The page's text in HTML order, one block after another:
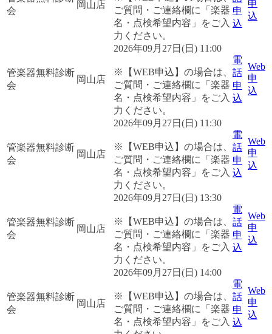
会
岡山店
ご質問・ご連絡欄に「楽器
名・点検希望内容」をご入
力ください。
申
込
申
込
管楽器無料診断
会
岡山店
2026年09月27日(日) 11:00
※【WEB申込】の場合は、
ご質問・ご連絡欄に「楽器
名・点検希望内容」をご入
力ください。
電
話
申
込
Web
申
込
管楽器無料診断
会
岡山店
2026年09月27日(日) 11:30
※【WEB申込】の場合は、
ご質問・ご連絡欄に「楽器
名・点検希望内容」をご入
力ください。
電
話
申
込
Web
申
込
管楽器無料診断
会
岡山店
2026年09月27日(日) 13:30
※【WEB申込】の場合は、
ご質問・ご連絡欄に「楽器
名・点検希望内容」をご入
力ください。
電
話
申
込
Web
申
込
管楽器無料診断
会
岡山店
2026年09月27日(日) 14:00
※【WEB申込】の場合は、
ご質問・ご連絡欄に「楽器
名・点検希望内容」をご入
電
話
申
込
Web
申
込